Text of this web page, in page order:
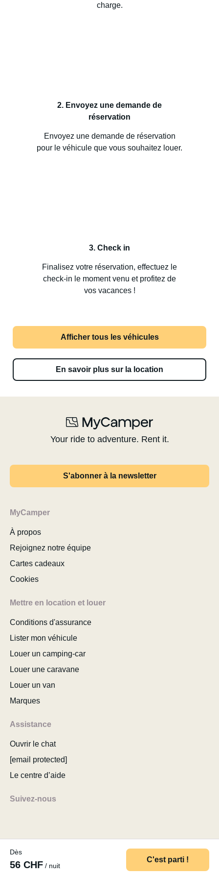
Dès
56 CHF / nuit
C'est parti !
charge.
2. Envoyez une demande de
réservation
Envoyez une demande de réservation
pour le véhicule que vous souhaitez louer.
3. Check in
Finalisez votre réservation, effectuez le
check-in le moment venu et profitez de
vos vacances !
Afficher tous les véhicules
En savoir plus sur la location
Your ride to adventure. Rent it.
S'abonner à la newsletter
MyCamper
À propos
Rejoignez notre équipe
Cartes cadeaux
Cookies
Mettre en location et louer
Conditions d'assurance
Lister mon véhicule
Louer un camping-car
Louer une caravane
Louer un van
Marques
Assistance
Ouvrir le chat
[email protected]
Le centre d’aide
Suivez-nous
© 2026 MyCamper AG
Conditions d’utilisation
Politique de confidentialité
Mentions légales